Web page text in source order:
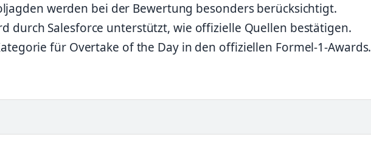
werden bei der Bewertung besonders berücksichtigt.
durch Salesforce unterstützt, wie offizielle Quellen bestätigen.
für Overtake of the Day in den offiziellen Formel-1-Awards.